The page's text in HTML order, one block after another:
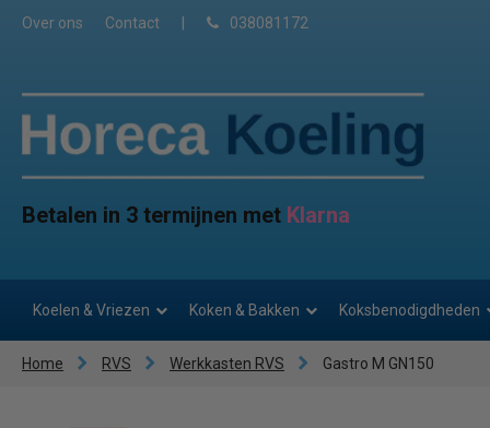
Over ons Contact 038081172
Betalen in 3 termijnen met Klarna
Koelen & Vriezen Koken & Bakken Koksbenodigdheden
Home RVS Werkkasten RVS Gastro M GN150